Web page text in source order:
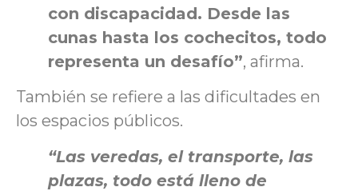
con discapacidad. Desde las
cunas hasta los cochecitos, todo
representa un desafío”, afirma.
También se refiere a las dificultades en
los espacios públicos.
“Las veredas, el transporte, las
plazas, todo está lleno de